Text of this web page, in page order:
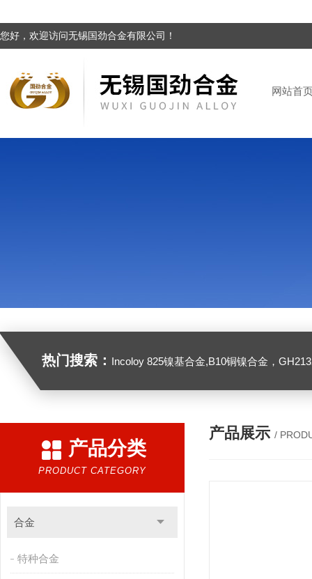
您好，欢迎访问无锡国劲合金有限公司！
网站首
热门搜索： Incoloy 825镍基合金,B10铜镍合金，GH2132高温合金，C276
产品分类
PRODUCT CATEGORY
合金
特种合金
产品展示 /